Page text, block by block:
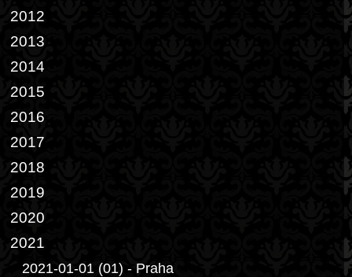
2012
2013
2014
2015
2016
2017
2018
2019
2020
2021
2021-01-01 (01) - Praha